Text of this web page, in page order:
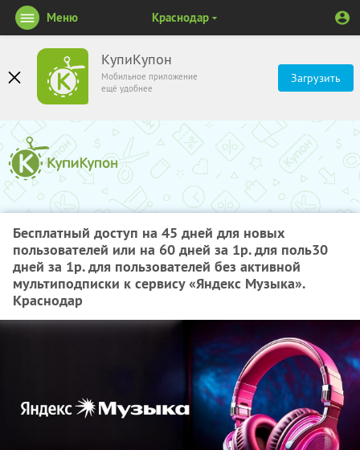
КупиКупон
Мобильное приложение
ещё удобнее
Загрузить
Меню Краснодар
Бесплатный доступ на 45 дней для новых
пользователей или на 60 дней за 1р. для поль30
дней за 1р. для пользователей без активной
мультиподписки к сервису «Яндекс Музыка».
Краснодар